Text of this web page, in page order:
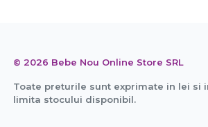
© 2026 Bebe Nou Online Store SRL
Toate preturile sunt exprimate in lei si
limita stocului disponibil.